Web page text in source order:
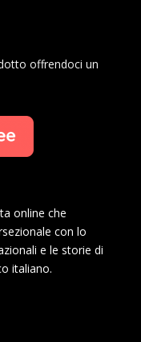
offrendoci un
online che
con lo
e le storie di
italiano.